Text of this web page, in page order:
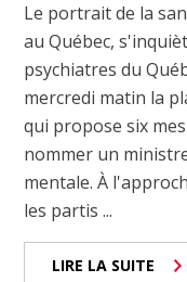
Le portrait de la
au Québec,
psychiatres du
mercredi matin la
qui propose six
nommer un
mentale. À
les partis ...
LIRE LA SUITE